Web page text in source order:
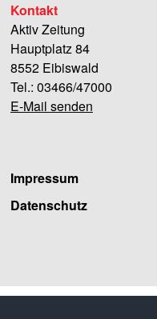
Kontakt
Aktiv Zeitung
Hauptplatz 84
8552 Eibiswald
Tel.: 03466/47000
E-Mail senden
Impressum
Datenschutz